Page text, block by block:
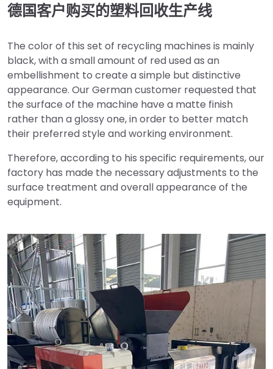
德国客户购买的塑料回收生产线
The color of this set of recycling machines is mainly
black, with a small amount of red used as an
embellishment to create a simple but distinctive
appearance. Our German customer requested that
the surface of the machine have a matte finish
rather than a glossy one, in order to better match
their preferred style and working environment.
Therefore, according to his specific requirements, our
factory has made the necessary adjustments to the
surface treatment and overall appearance of the
equipment.